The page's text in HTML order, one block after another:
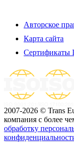
Авторское
Карта сайта
Сертификаты
2007-2026 © Trans
компания с более
обработку